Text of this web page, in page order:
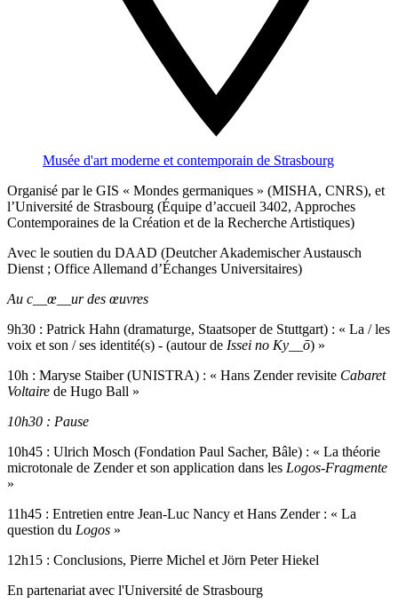
Musée d'art moderne et contemporain de Strasbourg
Organisé par le GIS « Mondes germaniques » (MISHA, CNRS), et
l’Université de Strasbourg (Équipe d’accueil 3402, Approches
Contemporaines de la Création et de la Recherche Artistiques)
Avec le soutien du DAAD (Deutcher Akademischer Austausch
Dienst ; Office Allemand d’Échanges Universitaires)
Au c__œ__ur des œuvres
9h30 : Patrick Hahn (dramaturge, Staatsoper de Stuttgart) : « La / les
voix et son / ses identité(s) - (autour de Issei no Ky__ō) »
10h : Maryse Staiber (UNISTRA) : « Hans Zender revisite Cabaret
Voltaire de Hugo Ball »
10h30 : Pause
10h45 : Ulrich Mosch (Fondation Paul Sacher, Bâle) : « La théorie
microtonale de Zender et son application dans les Logos-Fragmente
»
11h45 : Entretien entre Jean-Luc Nancy et Hans Zender : « La
question du Logos »
12h15 : Conclusions, Pierre Michel et Jörn Peter Hiekel
En partenariat avec l'Université de Strasbourg